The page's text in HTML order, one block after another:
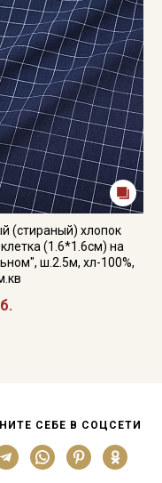
(стираный) хлопок
(1.6*1.6см) на
ш.2.5м, хл-100%,
СЕБЕ В СОЦСЕТИ